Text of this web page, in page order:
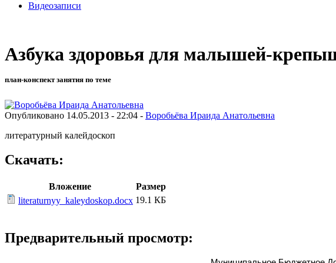
Видеозаписи
Азбука здоровья для малышей-
план-конспект занятия по теме
Опубликовано 14.05.2013 - 22:04 - Воробьёва Ираида Анатольевна
литературный калейдоскоп
Скачать:
Вложение
Размер
literaturnyy_kaleydoskop.docx 19.1 КБ
Предварительный просмотр: